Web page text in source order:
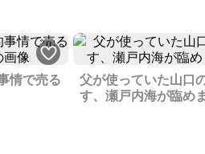
情で売る
父が使っていた山口
す、瀬戸内海が臨め